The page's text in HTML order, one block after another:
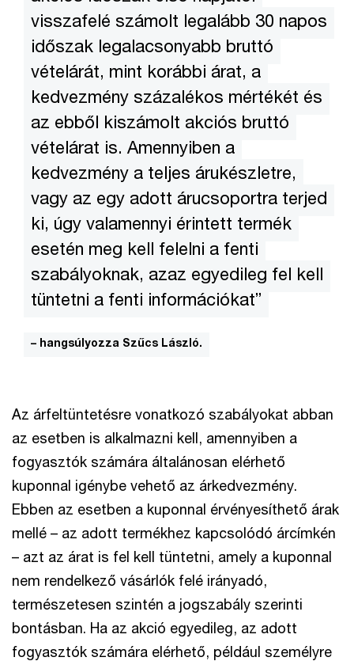
visszafelé számolt legalább 30 napos
időszak legalacsonyabb bruttó
vételárát, mint korábbi árat, a
kedvezmény százalékos mértékét és
az ebből kiszámolt akciós bruttó
vételárat is. Amennyiben a
kedvezmény a teljes árukészletre,
vagy az egy adott árucsoportra terjed
ki, úgy valamennyi érintett termék
esetén meg kell felelni a fenti
szabályoknak, azaz egyedileg fel kell
tüntetni a fenti információkat”
– hangsúlyozza Szűcs László.
Az árfeltüntetésre vonatkozó szabályokat abban
az esetben is alkalmazni kell, amennyiben a
fogyasztók számára általánosan elérhető
kuponnal igénybe vehető az árkedvezmény.
Ebben az esetben a kuponnal érvényesíthető árak
mellé – az adott termékhez kapcsolódó árcímkén
– azt az árat is fel kell tüntetni, amely a kuponnal
nem rendelkező vásárlók felé irányadó,
természetesen szintén a jogszabály szerinti
bontásban. Ha az akció egyedileg, az adott
fogyasztók számára elérhető, például személyre